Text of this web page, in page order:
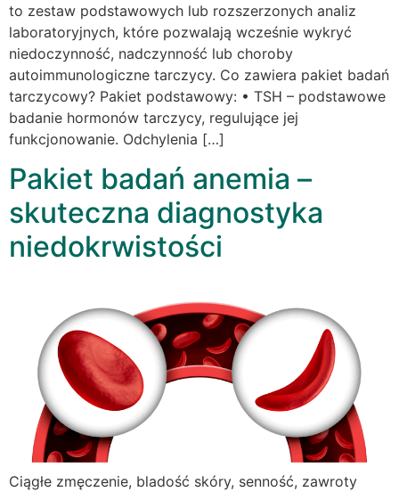
to zestaw podstawowych lub rozszerzonych analiz
laboratoryjnych, które pozwalają wcześnie wykryć
niedoczynność, nadczynność lub choroby
autoimmunologiczne tarczycy. Co zawiera pakiet badań
tarczycowy? Pakiet podstawowy: • TSH – podstawowe
badanie hormonów tarczycy, regulujące jej
funkcjonowanie. Odchylenia […]
Pakiet badań anemia –
skuteczna diagnostyka
niedokrwistości
Ciągłe zmęczenie, bladość skóry, senność, zawroty